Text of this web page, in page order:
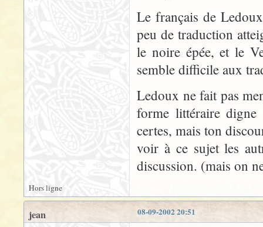
Le français de
peu de traduction
le noire épée, et le
semble difficile aux
Ledoux ne fait pas
forme littéraire
certes, mais ton
voir à ce sujet les
discussion. (mais on
Hors ligne
08-09-2002 20:51
jean